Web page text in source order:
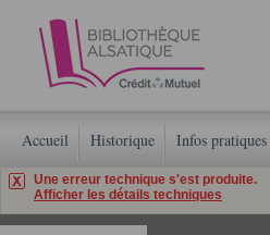
Accueil Historique Infos pratiques
Une erreur technique s'est produite.
Afficher les détails techniques